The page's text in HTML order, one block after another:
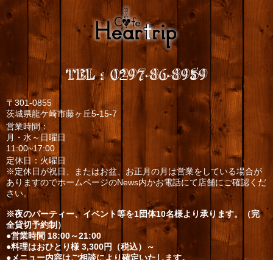
TEL:0297-86-8959
〒301-0855
茨城県龍ケ崎市藤ヶ丘5-15-7
営業時間：
月・水～日曜日
11:00~17:00
定休日：火曜日
※定休日が祝日、またはお盆、お正月の月は営業をしている場合が
ありますのでホームページのNews内かお電話にて店舗にご確認くだ
さい。
※夜のパーティー、イベント等を1団体10名様より承ります。（完
全貸切予約制）
●営業時間 18:00～21:00
●料理はおひとり様 3,300円（税込）～
●メニュー内容はご相談により確定いたします。